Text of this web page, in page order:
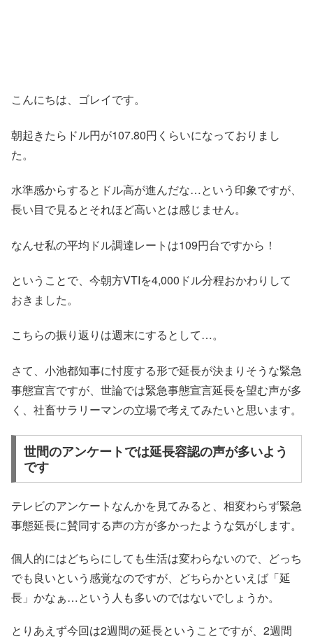
こんにちは、ゴレイです。
朝起きたらドル円が107.80円くらいになっておりまし
た。
水準感からするとドル高が進んだな…という印象ですが、
長い目で見るとそれほど高いとは感じません。
なんせ私の平均ドル調達レートは109円台ですから！
ということで、今朝方VTIを4,000ドル分程おかわりして
おきました。
こちらの振り返りは週末にするとして…。
さて、小池都知事に忖度する形で延長が決まりそうな緊急
事態宣言ですが、世論では緊急事態宣言延長を望む声が多
く、社畜サラリーマンの立場で考えてみたいと思います。
世間のアンケートでは延長容認の声が多いよう
です
テレビのアンケートなんかを見てみると、相変わらず緊急
事態延長に賛同する声の方が多かったような気がします。
個人的にはどちらにしても生活は変わらないので、どっち
でも良いという感覚なのですが、どちらかといえば「延
長」かなぁ…という人も多いのではないでしょうか。
とりあえず今回は2週間の延長ということですが、2週間